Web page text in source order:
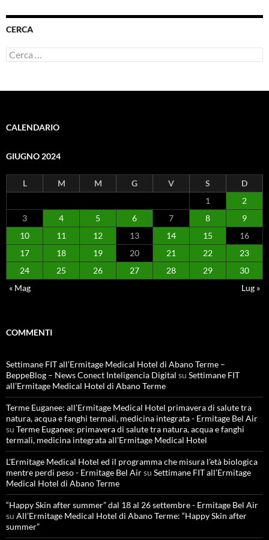
CERCA
Ricerca
per:
CALENDARIO
GIUGNO 2024
L M M G V S
D
1
2
3
4 5 6 7 8
9
10
11 12 13 14 15
16
17
18 19 20 21 22
23
24
25 26 27 28 29
30
« Mag
Lug »
COMMENTI
Settimane FIT all’Ermitage Medical Hotel di Abano Terme –
BeppeBlog – News Conect Inteligencia Digital su Settimane FIT
all’Ermitage Medical Hotel di Abano Terme
Terme Euganee: all’Ermitage Medical Hotel primavera di salute tra
natura, acqua e fanghi termali, medicina integrata - Ermitage Bel Air
su Terme Euganee: primavera di salute tra natura, acqua e fanghi
termali, medicina integrata all’Ermitage Medical Hotel
L'Ermitage Medical Hotel ed il programma che misura l’età biologica
mentre perdi peso - Ermitage Bel Airsu Settimane FIT all’Ermitage
Medical Hotel di Abano Terme
“Happy Skin after summer” dal 18 al 26 settembre - Ermitage Bel Air
su All’Ermitage Medical Hotel di Abano Terme: “Happy Skin after
summer”